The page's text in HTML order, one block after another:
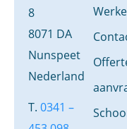
8
8071 DA
Nunspeet
Nederland
T. 0341 –